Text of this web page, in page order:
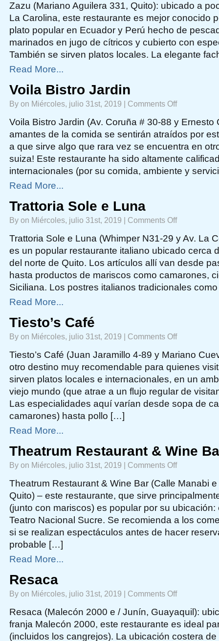
Zazu (Mariano Aguilera 331, Quito): ubicado a
La Carolina, este restaurante es mejor conocido
plato popular en Ecuador y Perú hecho de
marinados en jugo de cítricos y cubierto con
También se sirven platos locales. La elegante
Read More...
Voila Bistro Jardin
By on Miércoles, julio 31st, 2019 | Comments Offon
Jardin
Voila Bistro Jardin (Av. Coruña # 30-88 y Ernesto
amantes de la comida se sentirán atraídos por
a que sirve algo que rara vez se encuentra en
suiza! Este restaurante ha sido altamente
internacionales (por su comida, ambiente y
Read More...
Trattoria Sole e Luna
By on Miércoles, julio 31st, 2019 | Comments Offon
Luna
Trattoria Sole e Luna (Whimper N31-29 y Av. La
es un popular restaurante italiano ubicado cerca
del norte de Quito. Los artículos allí van desde
hasta productos de mariscos como camarones,
Siciliana. Los postres italianos tradicionales
Read More...
Tiesto’s Café
By on Miércoles, julio 31st, 2019 | Comments Offon
Tiesto’s Café (Juan Jaramillo 4-89 y Mariano
otro destino muy recomendable para quienes
sirven platos locales e internacionales, en un
viejo mundo (que atrae a un flujo regular de
Las especialidades aquí varían desde sopa de
camarones) hasta pollo […]
Read More...
Theatrum Restaurant & Wine
By on Miércoles, julio 31st, 2019 | Comments Offon
&
Wine
Theatrum Restaurant & Wine Bar (Calle Manabi
Quito) – este restaurante, que sirve
(junto con mariscos) es popular por su
Teatro Nacional Sucre. Se recomienda a los
si se realizan espectáculos antes de hacer
probable […]
Read More...
Resaca
By on Miércoles, julio 31st, 2019 | Comments Offon
Resaca (Malecón 2000 e / Junín, Guayaquil):
franja Malecón 2000, este restaurante es ideal
(incluidos los cangrejos). La ubicación costera